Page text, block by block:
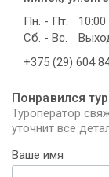
Пн. - Пт.
Сб. - Вс.
+375 (29) 604
Понравился
Туроператор
уточнит все
Ваше имя